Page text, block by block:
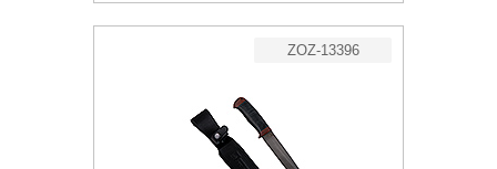
ZOZ-13396